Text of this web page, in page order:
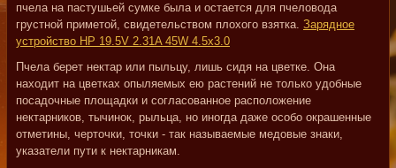
пчела на пастушьей сумке была и остается для пчеловода
грустной приметой, свидетельством плохого взятка. Зарядное
устройство HP 19.5V 2.31A 45W 4.5x3.0
Пчела берет нектар или пыльцу, лишь сидя на цветке. Она
находит на цветках опыляемых ею растений не только удобные
посадочные площадки и согласованное расположение
нектарников, тычинок, рыльца, но иногда даже особо окрашенные
отметины, черточки, точки - так называемые медовые знаки,
указатели пути к нектарникам.